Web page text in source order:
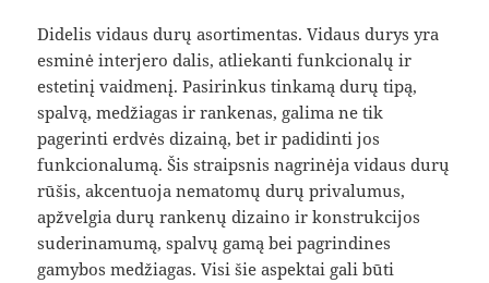
Didelis vidaus durų asortimentas. Vidaus durys yra
esminė interjero dalis, atliekanti funkcionalų ir
estetinį vaidmenį. Pasirinkus tinkamą durų tipą,
spalvą, medžiagas ir rankenas, galima ne tik
pagerinti erdvės dizainą, bet ir padidinti jos
funkcionalumą. Šis straipsnis nagrinėja vidaus durų
rūšis, akcentuoja nematomų durų privalumus,
apžvelgia durų rankenų dizaino ir konstrukcijos
suderinamumą, spalvų gamą bei pagrindines
gamybos medžiagas. Visi šie aspektai gali būti